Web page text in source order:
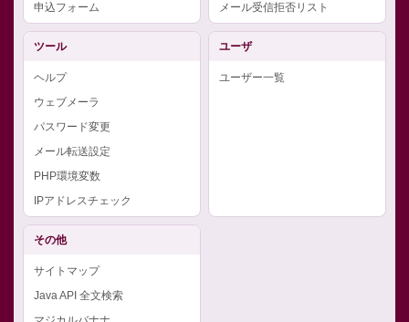
申込フォーム メール受信拒否リスト
ツール
ヘルプ
ウェブメーラ
パスワード変更
メール転送設定
PHP環境変数
IPアドレスチェック
ユーザ
ユーザー一覧
その他
サイトマップ
Java API 全文検索